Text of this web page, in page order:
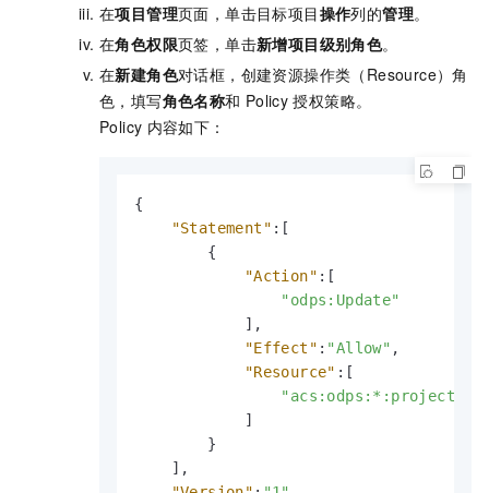
在项目管理页面，单击目标项目操作列的管理。
在角色权限页签，单击新增项目级别角色。
在新建角色对话框，创建资源操作类（Resource）角
色，填写角色名称和 Policy 授权策略。
Policy 内容如下：
{
"Statement" : [
{
"Action" : [
"odps:Update"
] ,
"Effect" : "Allow" ,
"Resource" : [
"acs:odps:*:projects/
]
}
] ,